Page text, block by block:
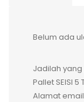
Belum ada
Jadilah
Pallet SEISI 5
Alamat